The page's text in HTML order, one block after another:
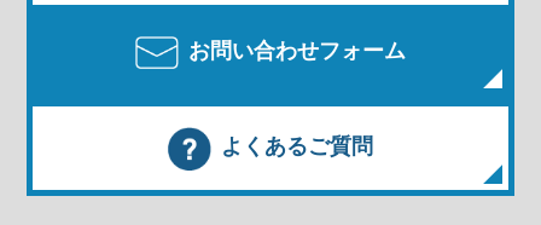
お問い合わせフォーム
よくあるご質問